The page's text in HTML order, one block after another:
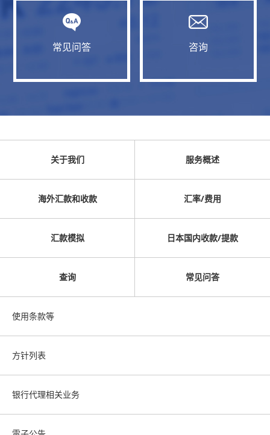
常见问答 咨询
关于我们 服务概述
海外汇款和收款 汇率/费用
汇款模拟 日本国内收款/提款
查询 常见问答
使用条款等
方针列表
银行代理相关业务